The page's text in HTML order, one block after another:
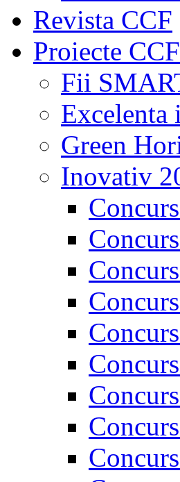
Revista CCF
Proiecte CCF
Fii
Excelenta
Green
Inovativ